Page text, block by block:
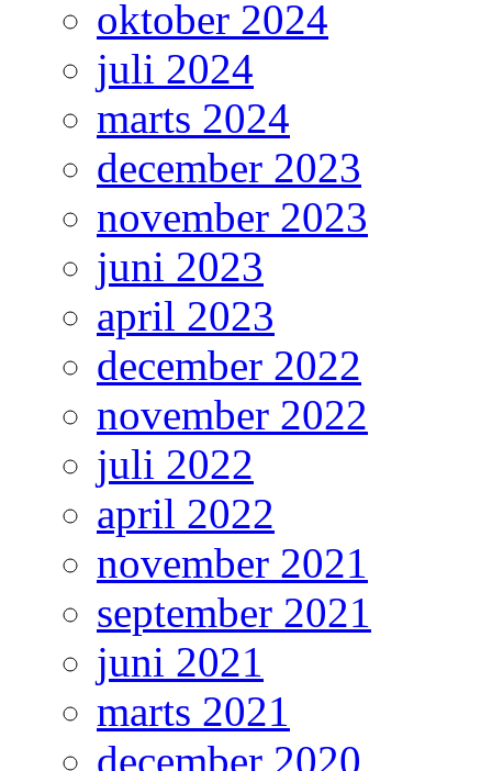
oktober 2024
juli 2024
marts 2024
december 2023
november 2023
juni 2023
april 2023
december 2022
november 2022
juli 2022
april 2022
november 2021
september 2021
juni 2021
marts 2021
december 2020